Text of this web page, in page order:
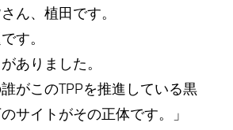
ん、植田です。
す。
ありました。
がこのTPPを推進している黒
サイトがその正体です。」